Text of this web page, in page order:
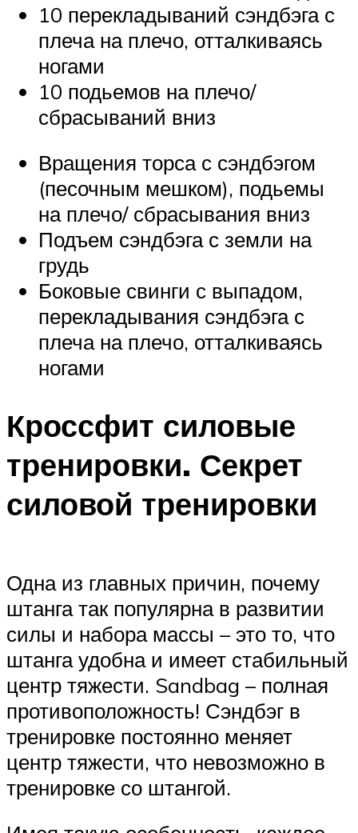
10 перекладываний сэндбэга с
плеча на плечо, отталкиваясь
ногами
10 подьемов на плечо/
сбрасываний вниз
Вращения торса с сэндбэгом
(песочным мешком), подьемы
на плечо/ сбрасывания вниз
Подъем сэндбэга с земли на
грудь
Боковые свинги с выпадом,
перекладывания сэндбэга с
плеча на плечо, отталкиваясь
ногами
Кроссфит силовые
тренировки. Секрет
силовой тренировки
Одна из главных причин, почему
штанга так популярна в развитии
силы и набора массы – это то, что
штанга удобна и имеет стабильный
центр тяжести. Sandbag – полная
противоположность! Сэндбэг в
тренировке постоянно меняет
центр тяжести, что невозможно в
тренировке со штангой.